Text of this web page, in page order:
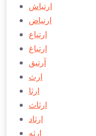
ارتیاش
ارتياض
ارتياع
ارتیاغ
آرتيق
ارث
ارثا
ارثاث
ارثاد
ارثه